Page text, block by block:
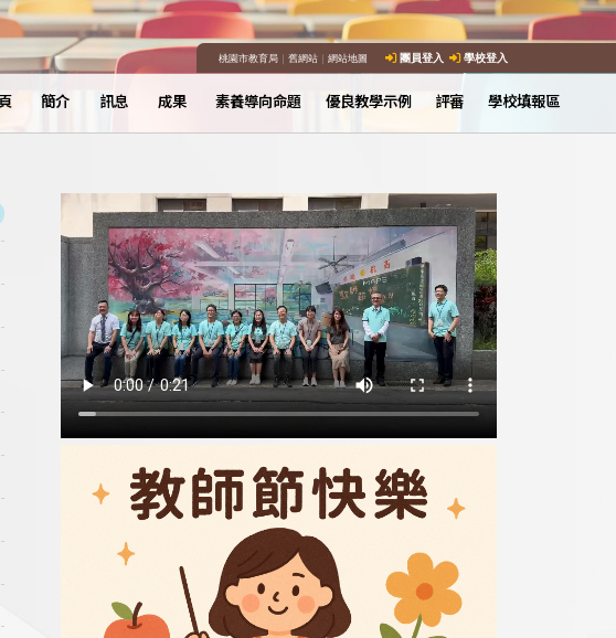
桃園市教育局｜ 舊網站｜ 網站地圖 團員登入 學校登入
簡介 訊息 成果 素養導向命題 優良教學示例 評審 學校填報區